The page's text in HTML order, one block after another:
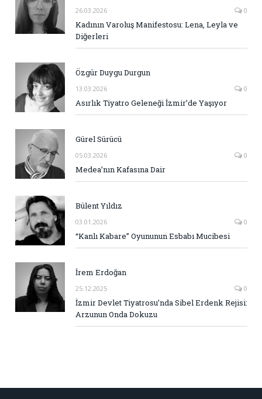
26.03.2026 0
Kadının Varoluş Manifestosu: Lena, Leyla ve
Diğerleri
Özgür Duygu Durgun
13.03.2026 0
Asırlık Tiyatro Geleneği İzmir’de Yaşıyor
Gürel Sürücü
05.03.2026 0
Medea’nın Kafasına Dair
Bülent Yıldız
03.01.2026 0
“Kanlı Kabare” Oyununun Esbabı Mucibesi
İrem Erdoğan
25.12.2025 0
İzmir Devlet Tiyatrosu’nda Sibel Erdenk Rejisi:
Arzunun Onda Dokuzu